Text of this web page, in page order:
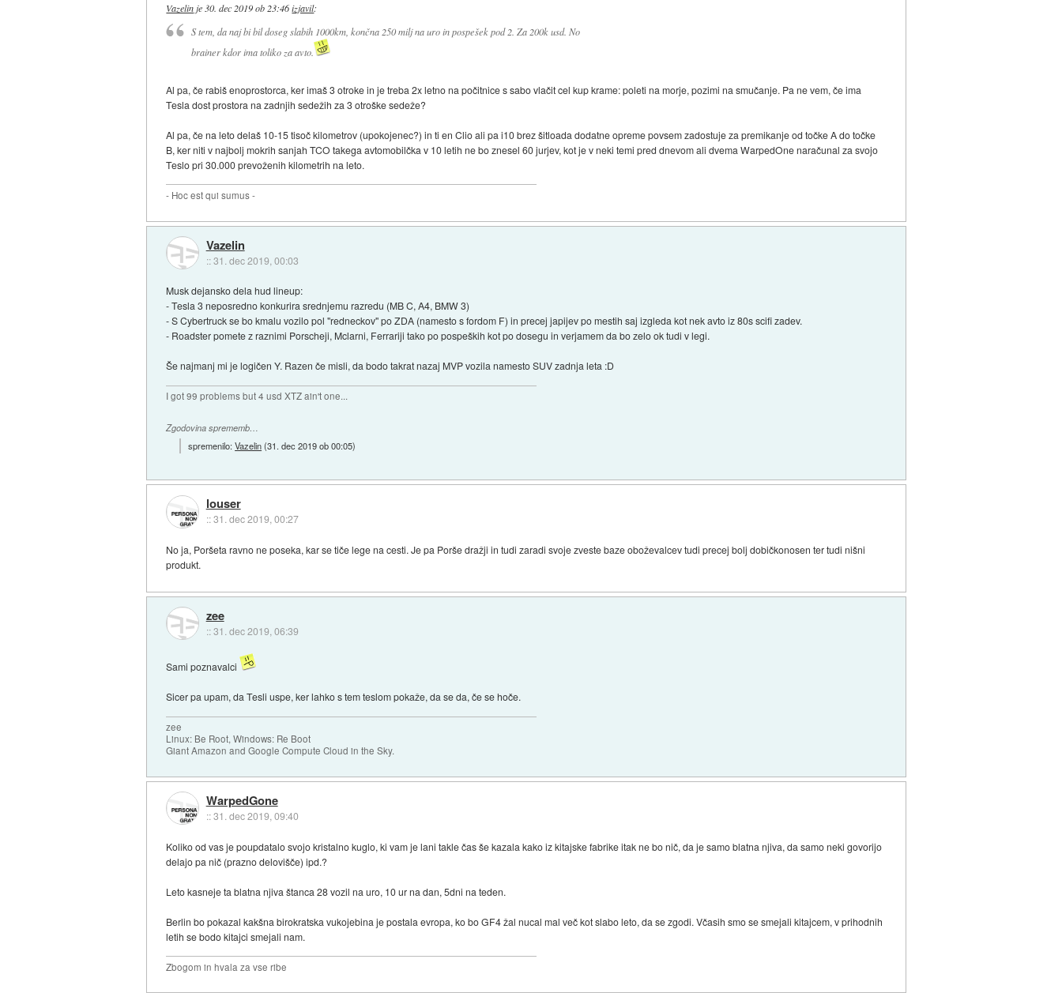
Vazelin je 30. dec 2019 ob 23:46 izjavil:
S tem, da naj bi bil doseg slabih 1000km, končna 250 milj na uro in pospešek pod 2. Za 200k usd. No
brainer kdor ima toliko za avto.
Al pa, če rabiš enoprostorca, ker imaš 3 otroke in je treba 2x letno na počitnice s sabo vlačit cel kup krame: poleti na morje, pozimi na smučanje. Pa ne vem, če ima
Tesla dost prostora na zadnjih sedežih za 3 otroške sedeže?
Al pa, če na leto delaš 10-15 tisoč kilometrov (upokojenec?) in ti en Clio ali pa i10 brez šitloada dodatne opreme povsem zadostuje za premikanje od točke A do točke
B, ker niti v najbolj mokrih sanjah TCO takega avtomobilčka v 10 letih ne bo znesel 60 jurjev, kot je v neki temi pred dnevom ali dvema WarpedOne naračunal za svojo
Teslo pri 30.000 prevoženih kilometrih na leto.
- Hoc est qui sumus -
Vazelin
::31. dec 2019, 00:03
Musk dejansko dela hud lineup:
- Tesla 3 neposredno konkurira srednjemu razredu (MB C, A4, BMW 3)
- S Cybertruck se bo kmalu vozilo pol "redneckov" po ZDA (namesto s fordom F) in precej japijev po mestih saj izgleda kot nek avto iz 80s scifi zadev.
- Roadster pomete z raznimi Porscheji, Mclarni, Ferrariji tako po pospeških kot po dosegu in verjamem da bo zelo ok tudi v legi.
Še najmanj mi je logičen Y. Razen če misli, da bodo takrat nazaj MVP vozila namesto SUV zadnja leta :D
I got 99 problems but 4 usd XTZ ain't one...
Zgodovina sprememb…
spremenilo:Vazelin(31. dec 2019 ob 00:05)
louser
::31. dec 2019, 00:27
No ja, Poršeta ravno ne poseka, kar se tiče lege na cesti. Je pa Porše dražji in tudi zaradi svoje zveste baze oboževalcev tudi precej bolj dobičkonosen ter tudi nišni
produkt.
zee
::31. dec 2019, 06:39
Sami poznavalci
Sicer pa upam, da Tesli uspe, ker lahko s tem teslom pokaže, da se da, če se hoče.
zee
Linux: Be Root, Windows: Re Boot
Giant Amazon and Google Compute Cloud in the Sky.
WarpedGone
::31. dec 2019, 09:40
Koliko od vas je poupdatalo svojo kristalno kuglo, ki vam je lani takle čas še kazala kako iz kitajske fabrike itak ne bo nič, da je samo blatna njiva, da samo neki govorijo
delajo pa nič (prazno delovišče) ipd.?
Leto kasneje ta blatna njiva štanca 28 vozil na uro, 10 ur na dan, 5dni na teden.
Berlin bo pokazal kakšna birokratska vukojebina je postala evropa, ko bo GF4 žal nucal mal več kot slabo leto, da se zgodi. Včasih smo se smejali kitajcem, v prihodnih
letih se bodo kitajci smejali nam.
Zbogom in hvala za vse ribe